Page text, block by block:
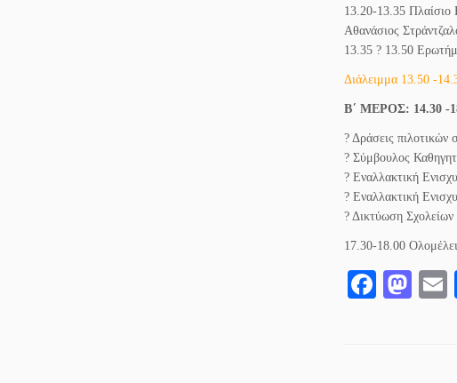
13.20-13.35 Πλαίσιο
Αθανάσιος
13.35 ? 13.50
Διάλειμμα 13.50 -
Β΄ ΜΕΡΟΣ: 14.30 -
? Δράσεις πιλοτικών
? Σύμβουλος
? Εναλλακτική
? Εναλλακτική
? Δικτύωση Σχολείων
17.30-18.00
Fa M